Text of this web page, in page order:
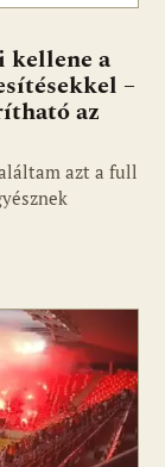
kellene a
–
az
azt a full